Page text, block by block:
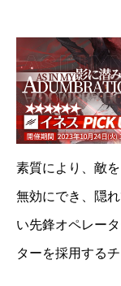
素質により、敵
無効にでき、隠
い先鋒オペレー
ターを採用するチ